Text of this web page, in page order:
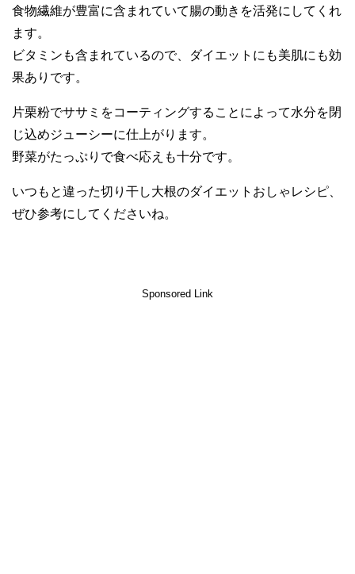
食物繊維が豊富に含まれていて腸の動きを活発にしてくれ
ます。
ビタミンも含まれているので、ダイエットにも美肌にも効
果ありです。
片栗粉でササミをコーティングすることによって水分を閉
じ込めジューシーに仕上がります。
野菜がたっぷりで食べ応えも十分です。
いつもと違った切り干し大根のダイエットおしゃレシピ、
ぜひ参考にしてくださいね。
Sponsored Link